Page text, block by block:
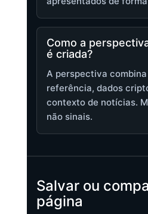
Como a
é criada?
A perspectiva
referência, dados
contexto de notícias.
não sinais.
Salvar ou
página